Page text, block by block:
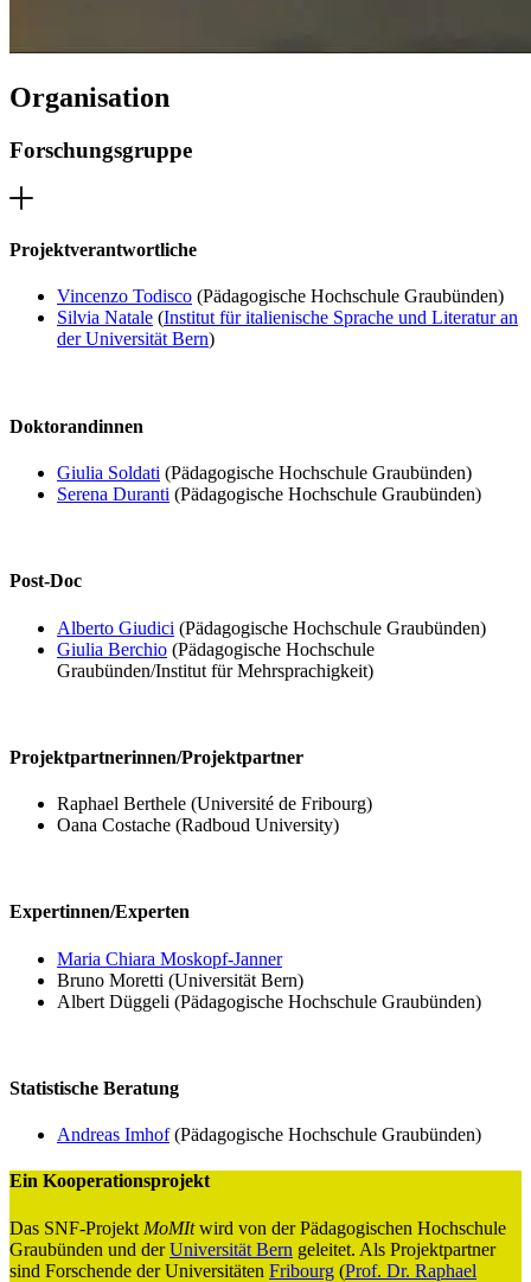
Organisation
Forschungsgruppe
Projektverantwortliche
Vincenzo Todisco (Pädagogische Hochschule Graubünden)
Silvia Natale (Institut für italienische Sprache und Literatur an
der Universität Bern)
Doktorandinnen
Giulia Soldati (Pädagogische Hochschule Graubünden)
Serena Duranti (Pädagogische Hochschule Graubünden)
Post-Doc
Alberto Giudici (Pädagogische Hochschule Graubünden)
Giulia Berchio (Pädagogische Hochschule
Graubünden/Institut für Mehrsprachigkeit)
Projektpartnerinnen/Projektpartner
Raphael Berthele (Université de Fribourg)
Oana Costache (Radboud University)
Expertinnen/Experten
Maria Chiara Moskopf-Janner
Bruno Moretti (Universität Bern)
Albert Düggeli (Pädagogische Hochschule Graubünden)
Statistische Beratung
Andreas Imhof(Pädagogische Hochschule Graubünden)
Ein Kooperationsprojekt
Das SNF-Projekt MoMItwird von der Pädagogischen Hochschule
Graubünden und derUniversität Bern geleitet. Als Projektpartner
sind Forschende der Universitäten Fribourg (Prof. Dr. Raphael